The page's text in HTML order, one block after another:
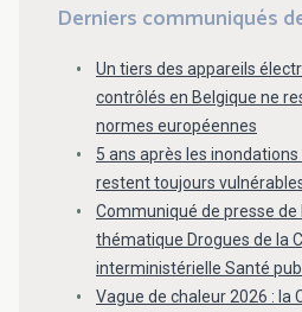
Derniers communiqués
Un tiers des appareils
contrôlés en Belgique ne
normes européennes
5 ans après les
restent toujours
Communiqué de presse de
thématique Drogues de la
interministérielle Santé
Vague de chaleur 2026 : la